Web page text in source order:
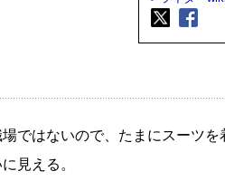
ではないので、たまにスーツを
見える。